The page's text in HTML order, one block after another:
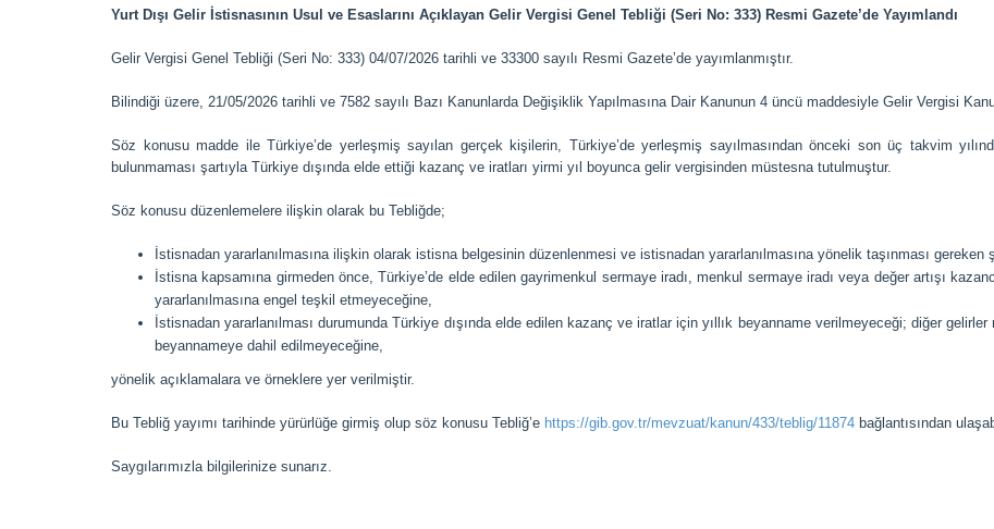
Yurt Dışı Gelir İstisnasının Usul ve Esaslarını Açıklayan Gelir Vergisi Genel Tebliği (Seri No: 333) Resmi Gazete’de Yayımlandı
Gelir Vergisi Genel Tebliği (Seri No: 333) 04/07/2026 tarihli ve 33300 sayılı Resmi Gazete’de yayımlanmıştır.
Bilindiği üzere, 21/05/2026 tarihli ve 7582 sayılı Bazı Kanunlarda Değişiklik Yapılmasına Dair Kanunun 4 üncü maddesiyle Gelir Vergisi
Söz konusu madde ile Türkiye’de yerleşmiş sayılan gerçek kişilerin, Türkiye’de yerleşmiş sayılmasından önceki son üç takvim
bulunmaması şartıyla Türkiye dışında elde ettiği kazanç ve iratları yirmi yıl boyunca gelir vergisinden müstesna tutulmuştur.
Söz konusu düzenlemelere ilişkin olarak bu Tebliğde;
İstisnadan yararlanılmasına ilişkin olarak istisna belgesinin düzenlenmesi ve istisnadan yararlanılmasına yönelik taşınması gereken
İstisna kapsamına girmeden önce, Türkiye’de elde edilen gayrimenkul sermaye iradı, menkul sermaye iradı veya değer artışı
yararlanılmasına engel teşkil etmeyeceğine,
İstisnadan yararlanılması durumunda Türkiye dışında elde edilen kazanç ve iratlar için yıllık beyanname verilmeyeceği; diğer
beyannameye dahil edilmeyeceğine,
yönelik açıklamalara ve örneklere yer verilmiştir.
Bu Tebliğ yayımı tarihinde yürürlüğe girmiş olup söz konusu Tebliğ’e https://gib.gov.tr/mevzuat/kanun/433/teblig/11874 bağlantısından
Saygılarımızla bilgilerinize sunarız.